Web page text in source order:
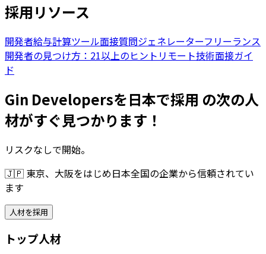
採用リソース
開発者給与計算ツール面接質問ジェネレーターフリーランス
開発者の見つけ方：21以上のヒント リモート技術面接ガイ
ド
Gin Developersを日本で採用 の次の人
材がすぐ見つかります！
リスクなしで開始。
🇯🇵 東京、大阪をはじめ日本全国の企業から信頼されてい
ます
人材を採用
トップ人材